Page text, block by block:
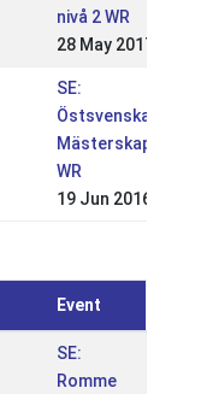
nivå 2 WR
28 May 2017
SE:
Östsvenska
Mästerskapen
WR
19 Jun 2016
Event
SE:
Romme